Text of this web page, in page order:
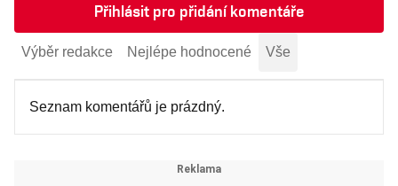
Přihlásit pro přidání komentáře
Výběr redakce Nejlépe hodnocené Vše
Seznam komentářů je prázdný.